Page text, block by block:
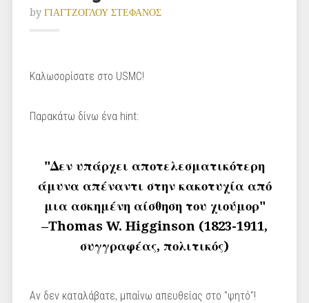
by ΓΙΑΓΤΖΟΓΛΟΥ ΣΤΕΦΑΝΟΣ
Καλωσορίσατε στο USMC!
Παρακάτω δίνω ένα hint:
"Δεν υπάρχει αποτελεσματικότερη
άμυνα απέναντι στην κακοτυχία από
μια ασκημένη αίσθηση του χιούμορ"
–Thomas W. Higginson (1823-1911,
συγγραφέας, πολιτικός)
Αν δεν καταλάβατε, μπαίνω απευθείας στο "ψητό"!